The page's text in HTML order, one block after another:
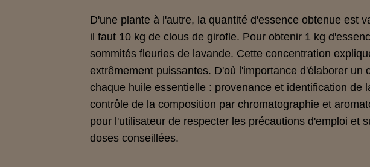
D'une plante à l'autre, la quantité d'essence obtenue est
il faut 10 kg de clous de girofle. Pour obtenir 1 kg
sommités fleuries de lavande. Cette concentration
extrêmement puissantes. D'où l'importance d'élaborer un
chaque huile essentielle : provenance et identification de
contrôle de la composition par chromatographie et
pour l'utilisateur de respecter les précautions d'emploi et
doses conseillées.